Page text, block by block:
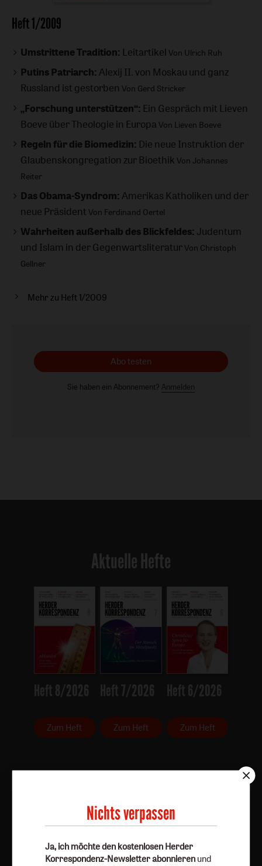
Heft 1/2009
Umstrittene Tradition: Leitartikel Von Ulrich Ruh
Putins Patriarch: Alexij II. von Moskau und ganz
Russland ist gestorben Von Gerd Stricker
„Forschung unterstützen“: Ein Gespräch mit Lieven
Boeve über Theologie in Europa Von Lieven Boeve
Regeln für die Biomedizin: Die neue Instruktion der
Glaubenskongregation zur Bioethik Von Johannes
Reiter
Das Obama-Syndrom: Amerikas Katholiken und der
neue Präsident Von Ferdinand Oertel
Wahrheiten außerhalb des Blickfeldes: Judentum
und Islam in der GegenwartsliteraturVon Christoph
Gellner
Mehr zu Heft 1/2009
Abo testen
Sie haben ein Abonnement? Anmelden
Aktuelle Hefte
Heft 8/2026
Zum Heft
Heft 7/2026
Zum Heft
Heft 6/2026
Zum Heft
Abo bestellen
Nichts verpassen
Ja, ich möchte den kostenlosen Herder
Korrespondenz-Newsletter abonnieren und